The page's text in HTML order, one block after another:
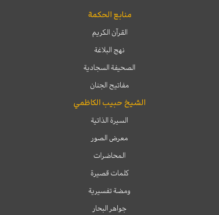
منابع الحكمة
القرآن الكريم
نهج البلاغة
الصحيفة السجادية
مفاتيح الجنان
الشيخ حبيب الكاظمي
السيرة الذاتية
معرض الصور
المحاضرات
كلمات قصيرة
ومضة تفسيرية
جواهر البحار